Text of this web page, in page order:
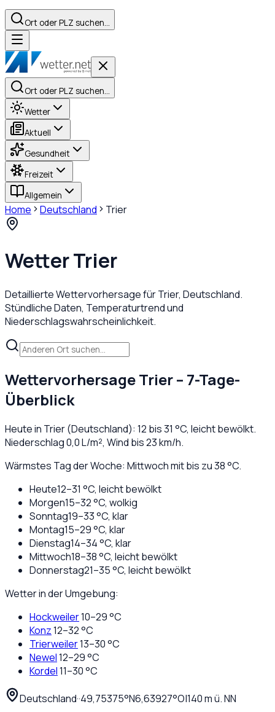
Ort oder PLZ suchen…
Ort oder PLZ suchen…
Wetter
Aktuell
Gesundheit
Freizeit
Allgemein
Home Deutschland Trier
WetterTrier
Detaillierte Wettervorhersage fürTrier, Deutschland.
Stündliche Daten, Temperaturtrend und
Niederschlagswahrscheinlichkeit.
WettervorhersageTrier– 7-Tage-
Überblick
Heute in Trier(Deutschland): 12 bis31 °C, leicht bewölkt.
Niederschlag0,0L/m², Wind bis23km/h.
Wärmstes Tag der Woche: Mittwoch mit bis zu 38 °C.
Heute12–31 °C, leicht bewölkt
Morgen15–32°C, wolkig
Sonntag19–33°C, klar
Montag15–29°C, klar
Dienstag14–34°C, klar
Mittwoch18–38°C, leicht bewölkt
Donnerstag21–35°C, leicht bewölkt
Wetter in der Umgebung:
Hockweiler10–29°C
Konz12–32°C
Trierweiler13–30°C
Newel12–29°C
Kordel11–30°C
Deutschland··49,75375°N6,63927°O|140m ü. NN